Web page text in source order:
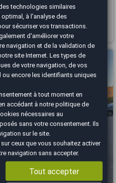
CH AMÉNAGÉ, 100% AUTONOME
Manuelle
technologies similaires
à l'analyse des
sécuriser vos transactions.
d'améliorer votre
navigation et de la validation de
site Internet. Les types de
de votre navigation, de vos
encore les identifiants uniques
à tout moment en
accédant à notrepolitique de
nécessaires au
sans votre consentement. Ils
sur le site.
ceux que vous souhaitez activer
navigation sans accepter.
Tout accepter